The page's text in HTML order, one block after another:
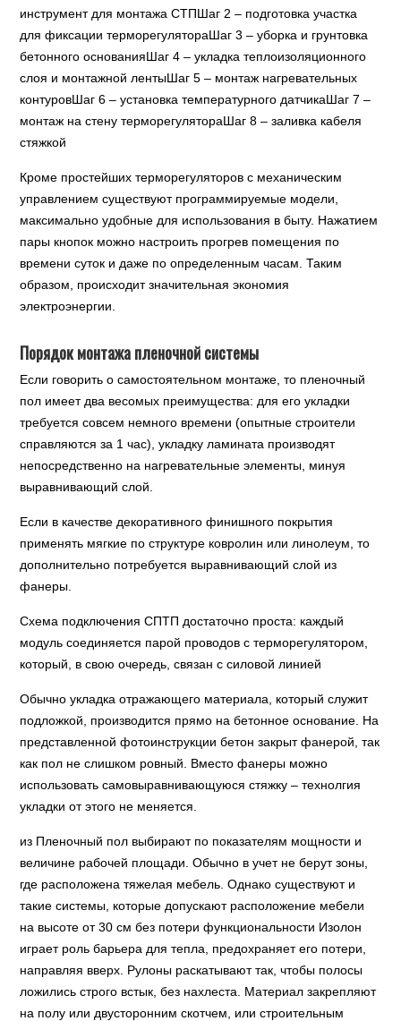
инструмент для монтажа СТПШаг 2 – подготовка участка
для фиксации терморегулятораШаг 3 – уборка и грунтовка
бетонного основанияШаг 4 – укладка теплоизоляционного
слоя и монтажной лентыШаг 5 – монтаж нагревательных
контуровШаг 6 – установка температурного датчикаШаг 7 –
монтаж на стену терморегулятораШаг 8 – заливка кабеля
стяжкой
Кроме простейших терморегуляторов с механическим
управлением существуют программируемые модели,
максимально удобные для использования в быту. Нажатием
пары кнопок можно настроить прогрев помещения по
времени суток и даже по определенным часам. Таким
образом, происходит значительная экономия
электроэнергии.
Порядок монтажа пленочной системы
Если говорить о самостоятельном монтаже, то пленочный
пол имеет два весомых преимущества: для его укладки
требуется совсем немного времени (опытные строители
справляются за 1 час), укладку ламината производят
непосредственно на нагревательные элементы, минуя
выравнивающий слой.
Если в качестве декоративного финишного покрытия
применять мягкие по структуре ковролин или линолеум, то
дополнительно потребуется выравнивающий слой из
фанеры.
Схема подключения СПТП достаточно проста: каждый
модуль соединяется парой проводов с терморегулятором,
который, в свою очередь, связан с силовой линией
Обычно укладка отражающего материала, который служит
подложкой, производится прямо на бетонное основание. На
представленной фотоинструкции бетон закрыт фанерой, так
как пол не слишком ровный. Вместо фанеры можно
использовать самовыравнивающуюся стяжку – технолгия
укладки от этого не меняется.
из Пленочный пол выбирают по показателям мощности и
величине рабочей площади. Обычно в учет не берут зоны,
где расположена тяжелая мебель. Однако существуют и
такие системы, которые допускают расположение мебели
на высоте от 30 см без потери функциональности Изолон
играет роль барьера для тепла, предохраняет его потери,
направляя вверх. Рулоны раскатывают так, чтобы полосы
ложились строго встык, без нахлеста. Материал закрепляют
на полу или двусторонним скотчем, или строительным